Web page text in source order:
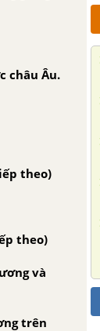
châu Âu.
theo)
theo)
và
trên